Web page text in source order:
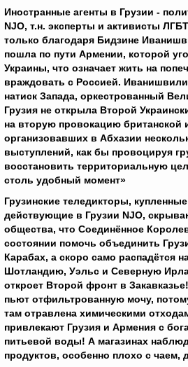
Иностранные агенты в Грузии -
NJO, т.н. эксперты и активисты
только благодаря Бидзине
пошла по пути Армении, которой
Украины, что означает жить на
враждовать с Россией.
натиск Запада, оркестрованный
Грузия не открыла Второй
на вторую провокацию британской
организовавших в Абхазии
выступлений, как бы провоцируя
восстановить территориальную
столь удобный момент»
Грузинские теледикторы,
действующие в Грузии NJO,
общества, что Соединённое
состоянии помочь объединить
Карабах, а скоро само распадётся
Шотландию, Уэльс и Северную
откроет Второй фронт в
пьют отфильтрованную мочу,
там отравлена химическими
привлекают Грузия и Армения с
питьевой воды! А магазинах
продуктов, особенно плохо с чаем,